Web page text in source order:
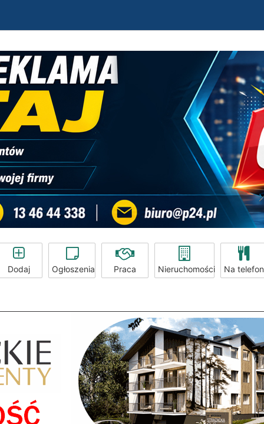
Dodaj Ogłoszenia Praca Nieruchomości Na telefon